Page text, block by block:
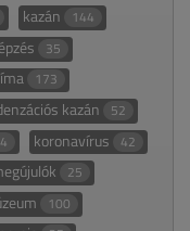
kazán 144
35
173
kazán 52
koronavírus 42
25
100